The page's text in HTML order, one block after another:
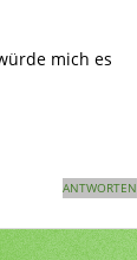
mich es
ANTWORTEN